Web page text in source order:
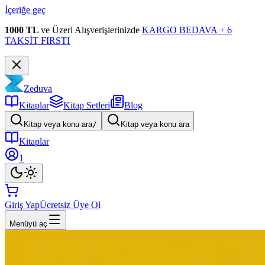
İçeriğe geç
1000 TL ve Üzeri Alışverişlerinizde KARGO BEDAVA + 6
TAKSİT FIRSTI
Zeduva
Kitaplar
Kitap Setleri Blog
Kitap veya konu ara/ Kitap veya konu ara
Kitaplar
1
Giriş YapÜcretsiz Üye Ol
Menüyü aç